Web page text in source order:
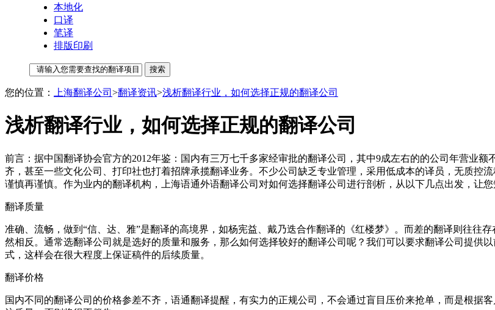
本地化
口译
笔译
排版印刷
您的位置： 上海翻译公司 >翻译资讯>浅析翻译行业，如何选择正规的翻译公司
浅析翻译行业，如何选择正规的翻译公司
前言：据中国翻译协会官方的2012年鉴：国内有三万七千多家经审批的翻译公司，其中9成左右的的公司年营业
齐，甚至一些文化公司、打印社也打着招牌承揽翻译业务。不少公司缺乏专业管理，采用低成本的译员，无质控
谨慎再谨慎。作为业内的翻译机构，上海语通外语翻译公司对如何选择翻译公司进行剖析，从以下几点出发，让您
翻译质量
准确、流畅，做到“信、达、雅”是翻译的高境界，如杨宪益、戴乃迭合作翻译的《红楼梦》。而差的翻译则往往
然相反。通常选翻译公司就是选好的质量和服务，那么如何选择较好的翻译公司呢？我们可以要求翻译公司提供
式，这样会在很大程度上保证稿件的后续质量。
翻译价格
国内不同的翻译公司的价格参差不齐，语通翻译提醒，有实力的正规公司，不会通过盲目压价来抢单，而是根据